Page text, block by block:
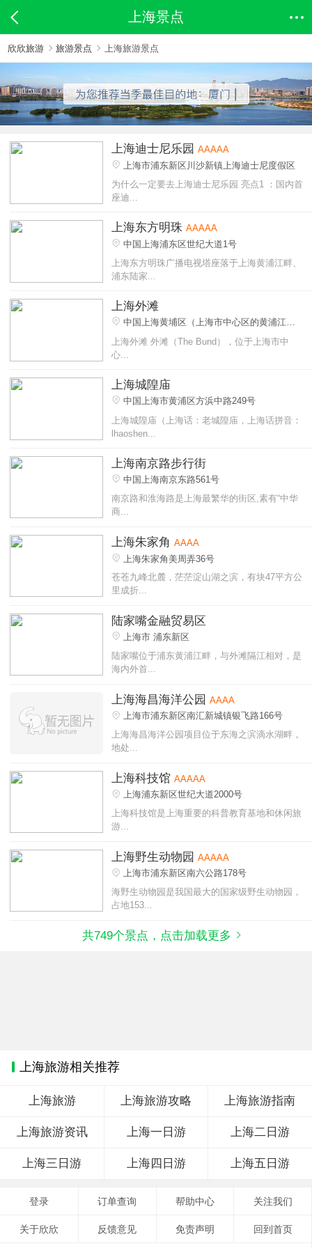
上海景点
欣欣旅游 旅游景点 上海旅游景点
上海迪士尼乐园 AAAAA
上海市浦东新区川沙新镇上海迪士尼度假区
为什么一定要去上海迪士尼乐园 亮点1 ：国内首
座迪...
上海东方明珠 AAAAA
中国上海浦东区世纪大道1号
上海东方明珠广播电视塔座落于上海黄浦江畔、
浦东陆家...
上海外滩
中国上海黄埔区（上海市中心区的黄浦江
畔）
上海外滩 外滩（The Bund），位于上海市中
心...
上海城隍庙
中国上海市黄浦区方浜中路249号
上海城隍庙（上海话：老城隍庙，上海话拼音：
lhaoshen...
上海南京路步行街
中国上海南京东路561号
南京路和淮海路是上海最繁华的街区,素有“中华
商...
上海朱家角 AAAA
上海朱家角美周弄36号
苍苍九峰北麓，茫茫淀山湖之滨，有块47平方公
里成折...
陆家嘴金融贸易区
上海市 浦东新区
陆家嘴位于浦东黄浦江畔，与外滩隔江相对，是
海内外首...
上海海昌海洋公园 AAAA
上海市浦东新区南汇新城镇银飞路166号
上海海昌海洋公园项目位于东海之滨滴水湖畔，
地处...
上海科技馆 AAAAA
上海浦东新区世纪大道2000号
上海科技馆是上海重要的科普教育基地和休闲旅
游...
上海野生动物园 AAAAA
上海市浦东新区南六公路178号
海野生动物园是我国最大的国家级野生动物园，
占地153...
共749个景点，点击加载更多
上海旅游相关推荐
上海旅游 上海旅游攻略 上海旅游指南
上海旅游资讯 上海一日游 上海二日游
上海三日游 上海四日游 上海五日游
登录 订单查询 帮助中心 关注我们
关于欣欣 反馈意见 免责声明 回到首页